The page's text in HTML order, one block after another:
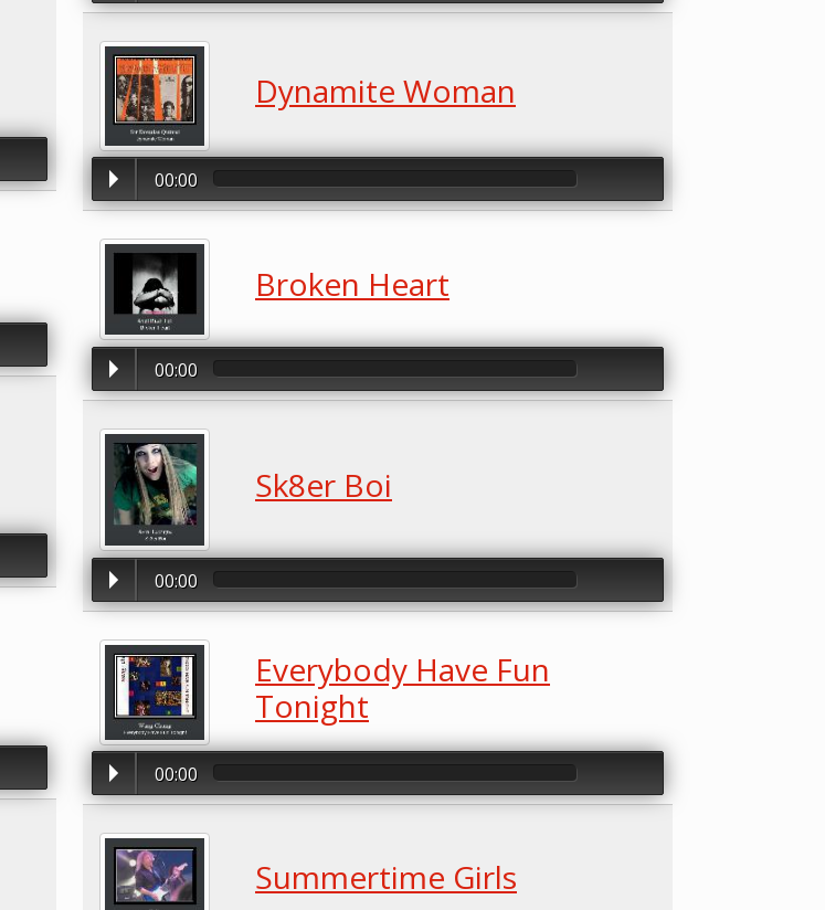
Dynamite Woman
00:00
Broken Heart
00:00
Sk8er Boi
00:00
Everybody Have Fun
Tonight
00:00
Summertime Girls